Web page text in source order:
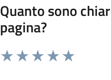
Quanto sono
pagina?
Valuta da 1 a 5 stelle la pagina